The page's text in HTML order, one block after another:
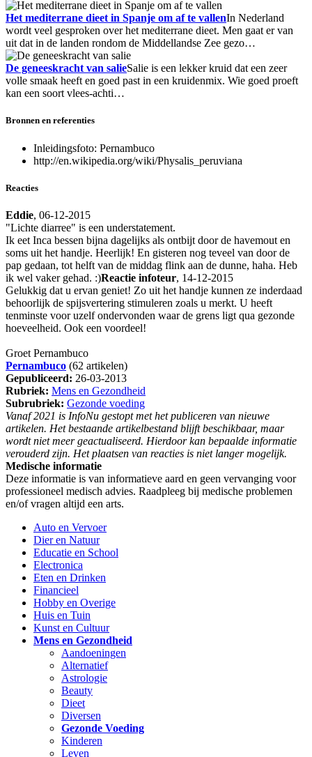
Het mediterrane dieet in Spanje om af te vallenIn Nederland
wordt veel gesproken over het mediterrane dieet. Men gaat er van
uit dat in de landen rondom de Middellandse Zee gezo…
De geneeskracht van salieSalie is een lekker kruid dat een zeer
volle smaak heeft en goed past in een kruidenmix. Wie goed proeft
kan een soort vlees-achti…
Bronnen en referenties
Inleidingsfoto: Pernambuco
http://en.wikipedia.org/wiki/Physalis_peruviana
Reacties
Eddie, 06-12-2015
"Lichte diarree" is een understatement.
Ik eet Inca bessen bijna dagelijks als ontbijt door de havemout en
soms uit het handje. Heerlijk! En gisteren nog teveel van door de
pap gedaan, tot helft van de middag flink aan de dunne, haha. Heb
ik wel vaker gehad. :)Reactie infoteur, 14-12-2015
Gelukkig dat u ervan geniet! Zo uit het handje kunnen ze inderdaad
behoorlijk de spijsvertering stimuleren zoals u merkt. U heeft
tenminste voor uzelf ondervonden waar de grens ligt qua gezonde
hoeveelheid. Ook een voordeel!
Groet Pernambuco
Pernambuco (62 artikelen)
Gepubliceerd: 26-03-2013
Rubriek: Mens en Gezondheid
Subrubriek: Gezonde voeding
Vanaf 2021 is InfoNu gestopt met het publiceren van nieuwe
artikelen. Het bestaande artikelbestand blijft beschikbaar, maar
wordt niet meer geactualiseerd. Hierdoor kan bepaalde informatie
verouderd zijn. Het plaatsen van reacties is niet langer mogelijk.
Medische informatie
Deze informatie is van informatieve aard en geen vervanging voor
professioneel medisch advies. Raadpleeg bij medische problemen
en/of vragen altijd een arts.
Auto en Vervoer
Dier en Natuur
Educatie en School
Electronica
Eten en Drinken
Financieel
Hobby en Overige
Huis en Tuin
Kunst en Cultuur
Mens en Gezondheid
Aandoeningen
Alternatief
Astrologie
Beauty
Dieet
Diversen
Gezonde Voeding
Kinderen
Leven